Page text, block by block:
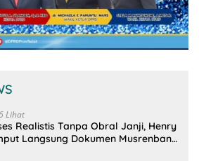
Lihat
Realistis Tanpa Obral Janji, Henry
Langsung Dokumen Musrenbang